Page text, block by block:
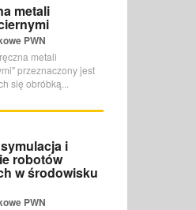
metali
PWN
metali
przeznaczony jest
się obróbką...
i
robotów
w środowisku
PWN